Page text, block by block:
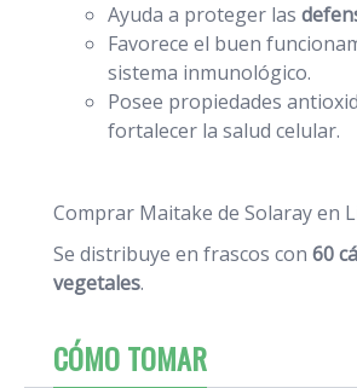
Ayuda a proteger las
Favorece el buen
sistema inmunológico.
Posee propiedades
fortalecer la salud celular.
Comprar Maitake de Solaray en
Se distribuye en frascos con 60
vegetales.
CÓMO TOMAR